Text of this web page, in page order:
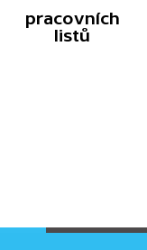
pracovních
listů